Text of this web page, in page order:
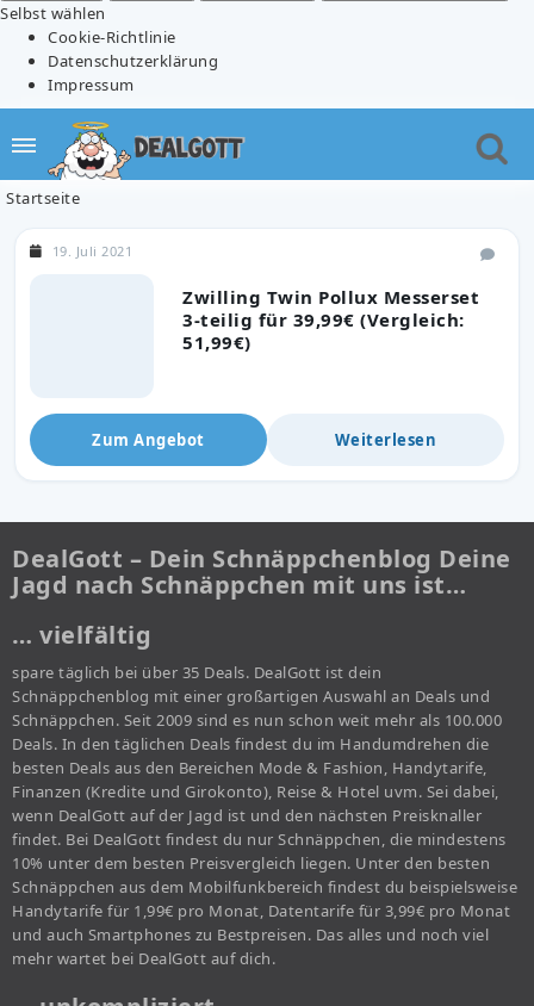
Selbst wählen
Cookie-Richtlinie
Datenschutzerklärung
Impressum
Startseite
Zwilling Twin Pollux Messerset
3-teilig für 39,99€ (Vergleich:
51,99€)
19. Juli 2021
Zum Angebot Weiterlesen
DealGott – Dein Schnäppchenblog Deine
Jagd nach Schnäppchen mit uns ist…
… vielfältig
spare täglich bei über 35 Deals. DealGott ist dein
Schnäppchenblog mit einer großartigen Auswahl an Deals und
Schnäppchen. Seit 2009 sind es nun schon weit mehr als 100.000
Deals. In den täglichen Deals findest du im Handumdrehen die
besten Deals aus den Bereichen Mode & Fashion, Handytarife,
Finanzen (Kredite und Girokonto), Reise & Hotel uvm. Sei dabei,
wenn DealGott auf der Jagd ist und den nächsten Preisknaller
findet. Bei DealGott findest du nur Schnäppchen, die mindestens
10% unter dem besten Preisvergleich liegen. Unter den besten
Schnäppchen aus dem Mobilfunkbereich findest du beispielsweise
Handytarife für 1,99€ pro Monat, Datentarife für 3,99€ pro Monat
und auch Smartphones zu Bestpreisen. Das alles und noch viel
mehr wartet bei DealGott auf dich.